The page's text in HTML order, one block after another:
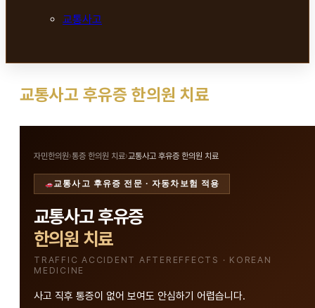
교통사고
교통사고 후유증 한의원 치료
자민한의원›통증 한의원 치료›교통사고 후유증 한의원 치료
교통사고 후유증 전문 · 자동차보험 적용
교통사고 후유증
한의원 치료
TRAFFIC ACCIDENT AFTEREFFECTS · KOREAN
MEDICINE
사고 직후 통증이 없어 보여도 안심하기 어렵습니다.